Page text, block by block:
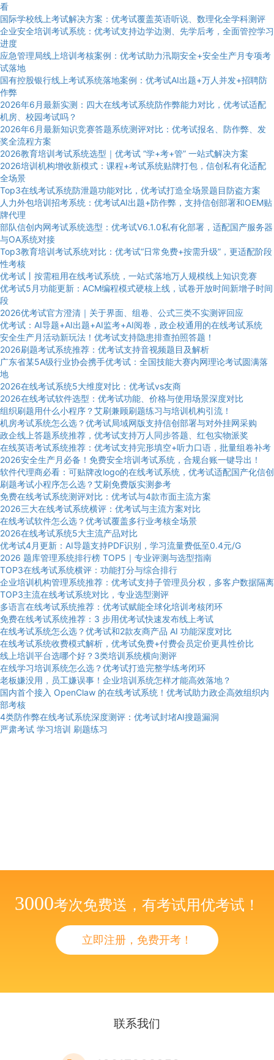
看
国际学校线上考试解决方案：优考试覆盖英语听说、数理化全学科测评
企业安全培训考试系统：优考试支持边学边测、先学后考，全面管控学习
进度
应急管理局线上培训考核案例：优考试助力汛期安全+安全生产月专项考
试落地
国有控股银行线上考试系统落地案例：优考试AI出题+万人并发+招聘防
作弊
2026年6月最新实测：四大在线考试系统防作弊能力对比，优考试适配
机房、校园考试吗？
2026年6月最新知识竞赛答题系统测评对比：优考试报名、防作弊、发
奖全流程方案
2026教育培训考试系统选型｜优考试 “学+考+管” 一站式解决方案
2026培训机构增收新模式：课程+考试系统贴牌打包，信创私有化适配
全场景
Top3在线考试系统防泄题功能对比，优考试打造全场景题目防盗方案
人力外包培训招考系统：优考试AI出题+防作弊，支持信创部署和OEM贴
牌代理
部队信创内网考试系统选型：优考试V6.1.0私有化部署，适配国产服务器
与OA系统对接
Top3教育培训考试系统对比：优考试“日常免费+按需升级”，更适配阶段
性考核
优考试丨按需租用在线考试系统，一站式落地万人规模线上知识竞赛
优考试5月功能更新：ACM编程模式硬核上线，试卷开放时间新增子时间
段
2026优考试官方澄清｜关于界面、组卷、公式三类不实测评回应
优考试：AI导题+AI出题+AI监考+AI阅卷，政企校通用的在线考试系统
安全生产月活动新玩法！优考试支持隐患排查拍照答题！
2026刷题考试系统推荐：优考试支持音视频题目及解析
广东省某5A级行业协会携手优考试：全国技能大赛内网理论考试圆满落
地
2026在线考试系统5大维度对比：优考试vs友商
2026在线考试软件选型：优考试功能、价格与使用场景深度对比
组织刷题用什么小程序？艾刷兼顾刷题练习与培训机构引流！
机房考试系统怎么选？优考试局域网版支持信创部署与对外挂网采购
政企线上答题系统推荐，优考试支持万人同步答题、红包实物派奖
在线英语考试系统推荐：优考试支持完形填空+听力口语，批量组卷补考
2026安全生产月必备！免费安全培训考试系统，合规台账一键导出！
软件代理商必看：可贴牌改logo的在线考试系统，优考试适配国产化信创
刷题考试小程序怎么选？艾刷免费版实测参考
免费在线考试系统测评对比：优考试与4款市面主流方案
2026三大在线考试系统横评：优考试与主流方案对比
在线考试软件怎么选？优考试覆盖多行业考核全场景
2026在线考试系统5大主流产品对比
优考试4月更新：AI导题支持PDF识别，学习流量费低至0.4元/G
2026 题库管理系统排行榜 TOP5｜专业评测与选型指南
TOP3在线考试系统横评：功能打分与综合排行
企业培训机构管理系统推荐：优考试支持子管理员分权，多客户数据隔离
TOP3主流在线考试系统对比，专业选型测评
多语言在线考试系统推荐：优考试赋能全球化培训考核闭环
免费在线考试系统推荐：3 步用优考试快速发布线上考试
在线考试系统怎么选？优考试和2款友商产品 AI 功能深度对比
在线考试系统收费模式解析，优考试免费+付费会员定价更具性价比
线上培训平台选哪个好？3类培训系统横向测评
在线学习培训系统怎么选？优考试打造完整学练考闭环
老板嫌没用，员工嫌误事！企业培训系统怎样才能高效落地？
国内首个接入 OpenClaw 的在线考试系统！优考试助力政企高效组织内
部考核
4类防作弊在线考试系统深度测评：优考试封堵AI搜题漏洞
严肃考试 学习培训 刷题练习
3000考次免费送，有考试用优考试！
立即注册，免费开考！
联系我们